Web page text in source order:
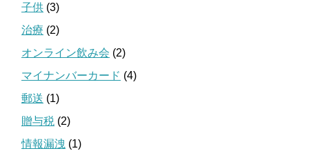
子供 (3)
治療 (2)
オンライン飲み会 (2)
マイナンバーカード (4)
郵送 (1)
贈与税 (2)
情報漏洩 (1)